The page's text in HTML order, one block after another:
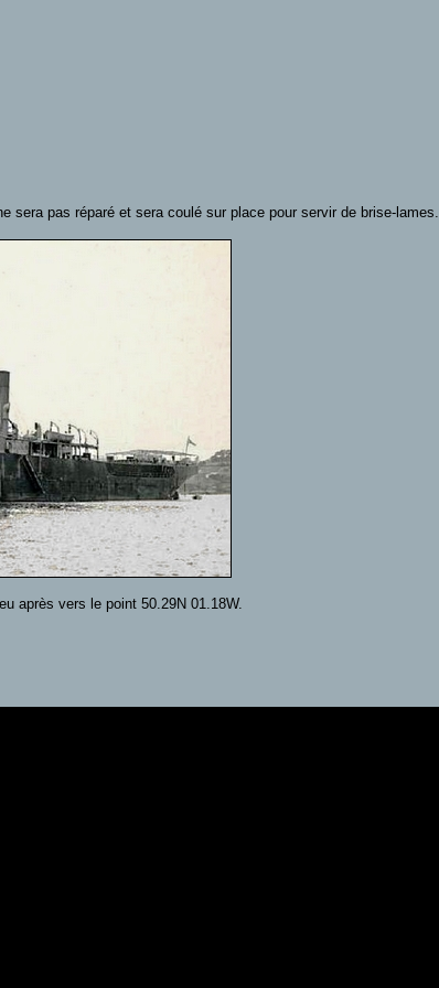
sera pas réparé et sera coulé sur place pour servir de brise-lames.
après vers le point 50.29N 01.18W.